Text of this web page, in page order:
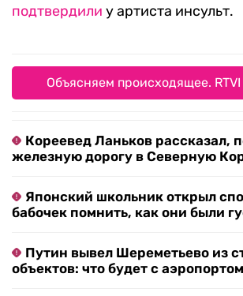
подтвердили у артиста инсульт.
Объясняем происходящее. RTVI
Кореевед Ланьков рассказал,
железную дорогу в Северную
Японский школьник открыл
бабочек помнить, как они были
Путин вывел Шереметьево из
объектов: что будет с аэропортом